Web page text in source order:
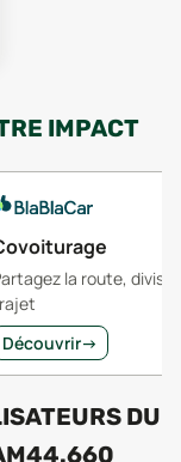
IMPACT
la route,
Découvrir→
DU